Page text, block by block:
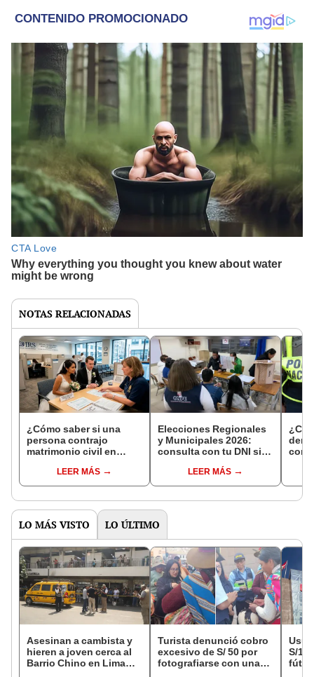
NOTAS RELACIONADAS
¿Cómo saber si una
persona contrajo
matrimonio civil en
LEER MÁS
Elecciones Regionales
y Municipales 2026:
consulta con tu DNI si
de mesa para este 4 de
octubre en el link oficial
LEER MÁS
con
LO MÁS VISTO LO ÚLTIMO
Asesinan a cambista y
hieren a joven cerca al
Barrio Chino en Lima
Turista denunció cobro
excesivo de S/ 50 por
fotografiarse con una
S/